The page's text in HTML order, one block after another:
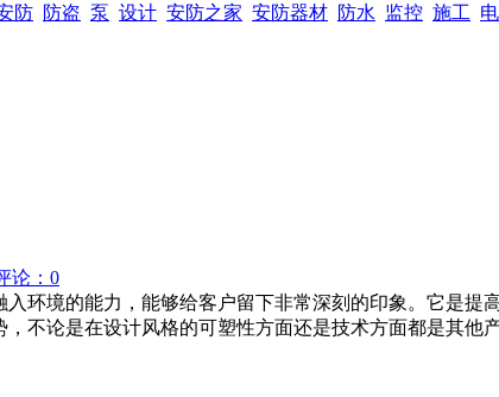
防 防盗 泵 设计 安防之家 安防器材 防水 监控 施工
论：0
环境的能力，能够给客户留下非常深刻的印象。它是提
不论是在设计风格的可塑性方面还是技术方面都是其他